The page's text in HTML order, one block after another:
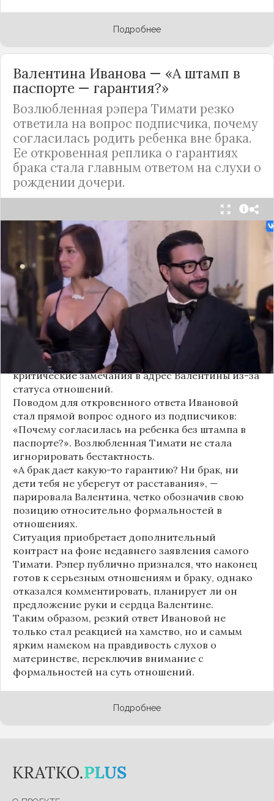
Подробнее
Валентина Иванова — «А штамп в
паспорте — гарантия?»
Возлюбленная рэпера Тимати резко
ответила на вопрос подписчика, почему
согласилась родить ребенка вне брака.
Ее откровенная реплика о гарантиях
брака стала главным ответом на слухи о
рождении дочери.
Валентина Иванова, избранница рэпера Тимати,
публично ответила на бестактный вопрос о
своем решении родить ребенка вне
официального брака. Ее резкая реакция стала
первым косвенным подтверждением слухов о
рождении дочери, ранее распространяемых
изданием «СтарХит».
Хотя сама звездная пара официально не
объявляла о пополнении, поклонники уже
засыпали их поздравлениями. Однако
некоторые комментаторы позволили себе
критические замечания в адрес Валентины из-за
статуса отношений.
Поводом для откровенного ответа Ивановой
стал прямой вопрос одного из подписчиков:
«Почему согласилась на ребенка без штампа в
паспорте?». Возлюбленная Тимати не стала
игнорировать бестактность.
«А брак дает какую-то гарантию? Ни брак, ни
дети тебя не уберегут от расставания», —
парировала Валентина, четко обозначив свою
позицию относительно формальностей в
отношениях.
Ситуация приобретает дополнительный
контраст на фоне недавнего заявления самого
Тимати. Рэпер публично признался, что наконец
готов к серьезным отношениям и браку, однако
отказался комментировать, планирует ли он
предложение руки и сердца Валентине.
Таким образом, резкий ответ Ивановой не
только стал реакцией на хамство, но и самым
ярким намеком на правдивость слухов о
материнстве, переключив внимание с
формальностей на суть отношений.
Подробнее